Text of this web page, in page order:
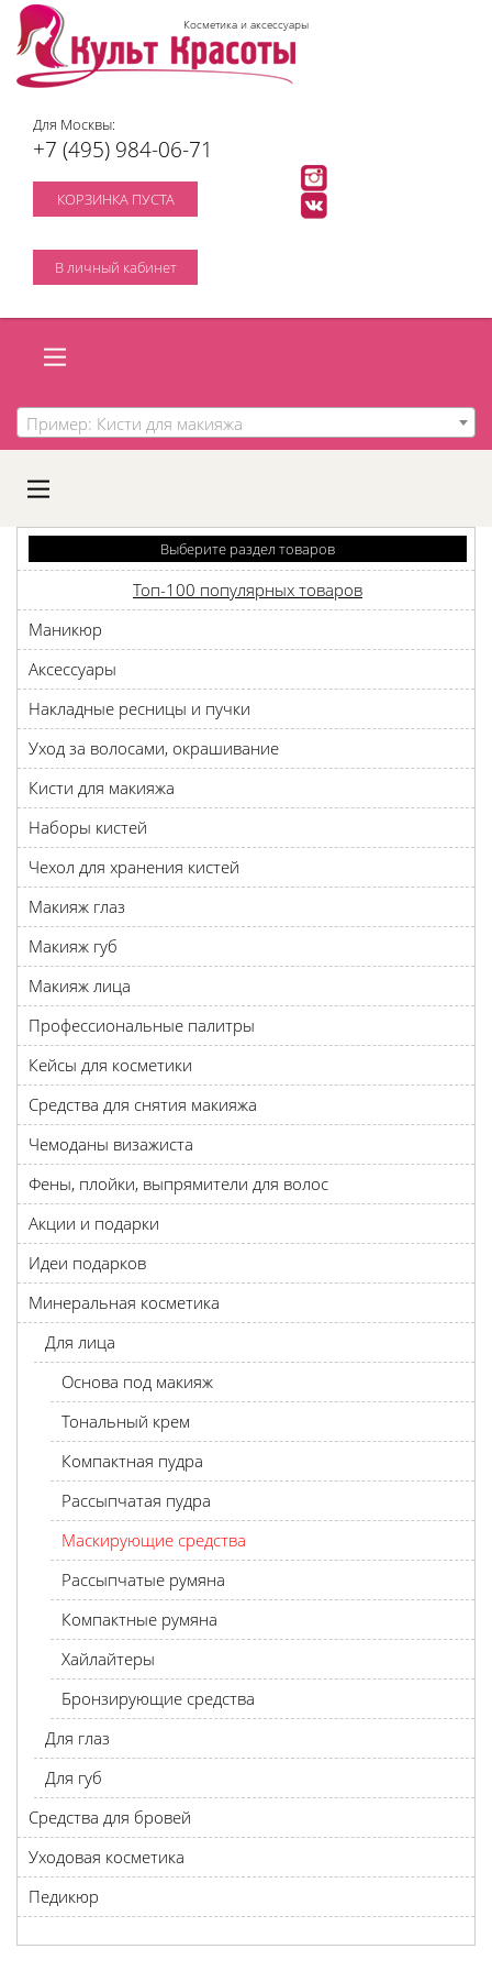
Косметика и аксессуары
Для Москвы:
+7 (495) 984-06-71
КОРЗИНКА ПУСТА
В личный кабинет
Пример: Кисти для макияжа
A
C
D
Выберите раздел товаров
Топ-100 популярных товаров
Маникюр
Аксессуары
Накладные ресницы и пучки
Уход за волосами, окрашивание
Кисти для макияжа
Наборы кистей
Чехол для хранения кистей
Макияж глаз
Макияж губ
Макияж лица
Профессиональные палитры
Кейсы для косметики
Средства для снятия макияжа
Чемоданы визажиста
Фены, плойки, выпрямители для волос
Акции и подарки
Идеи подарков
Минеральная косметика
Для лица
Основа под макияж
Тональный крем
Компактная пудра
Рассыпчатая пудра
Маскирующие средства
Рассыпчатые румяна
Компактные румяна
Хайлайтеры
Бронзирующие средства
Для глаз
Для губ
Средства для бровей
Уходовая косметика
Педикюр